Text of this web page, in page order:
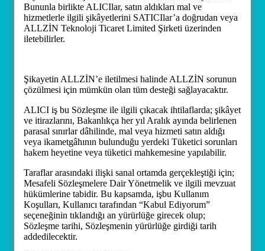
Bununla birlikte ALICIlar, satın aldıkları mal ve
hizmetlerle ilgili şikâyetlerini SATICIlar’a doğrudan veya
ALLZİN Teknoloji Ticaret Limited Şirketi üzerinden
iletebilirler.
Şikayetin ALLZİN’e iletilmesi halinde ALLZİN sorunun
çözülmesi için mümkün olan tüm desteği sağlayacaktır.
ALICI iş bu Sözleşme ile ilgili çıkacak ihtilaflarda; şikâyet
ve itirazlarını, Bakanlıkça her yıl Aralık ayında belirlenen
parasal sınırlar dâhilinde, mal veya hizmeti satın aldığı
veya ikametgâhının bulunduğu yerdeki Tüketici sorunları
hakem heyetine veya tüketici mahkemesine yapılabilir.
Taraflar arasındaki ilişki sanal ortamda gerçekleştiği için;
Mesafeli Sözleşmelere Dair Yönetmelik ve ilgili mevzuat
hükümlerine tabidir. Bu kapsamda, işbu Kullanım
Koşulları, Kullanıcı tarafından “Kabul Ediyorum”
seçeneğinin tıklandığı an yürürlüğe girecek olup;
Sözleşme tarihi, Sözleşmenin yürürlüğe girdiği tarih
addedilecektir.